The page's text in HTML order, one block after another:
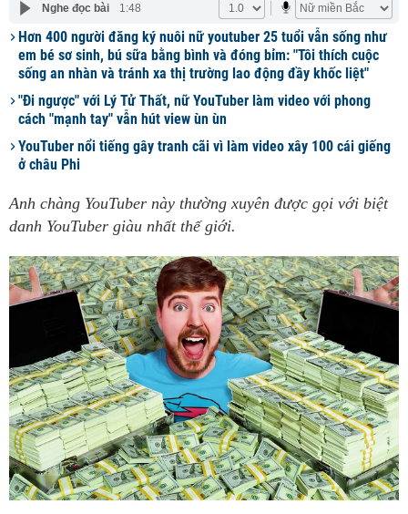
Nghe đọc bài 1:48
Hơn 400 người đăng ký nuôi nữ youtuber 25 tuổi vẫn sống như
em bé sơ sinh, bú sữa bằng bình và đóng bỉm: "Tôi thích cuộc
sống an nhàn và tránh xa thị trường lao động đầy khốc liệt"
"Đi ngược" với Lý Tử Thất, nữ YouTuber làm video với phong
cách "mạnh tay" vẫn hút view ùn ùn
YouTuber nổi tiếng gây tranh cãi vì làm video xây 100 cái giếng
ở châu Phi
Anh chàng YouTuber này thường xuyên được gọi với biệt
danh YouTuber giàu nhất thế giới.